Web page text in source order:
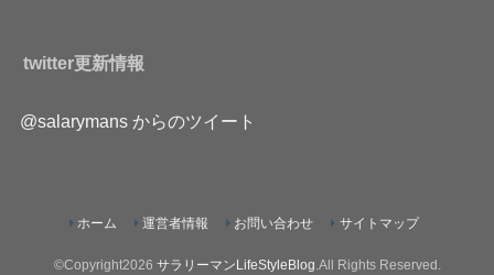
twitter更新情報
@salarymans からのツイート
ホーム 運営者情報 お問い合わせ サイトマップ
©Copyright2026 サラリーマンLifeStyleBlog .All Rights Reserved.